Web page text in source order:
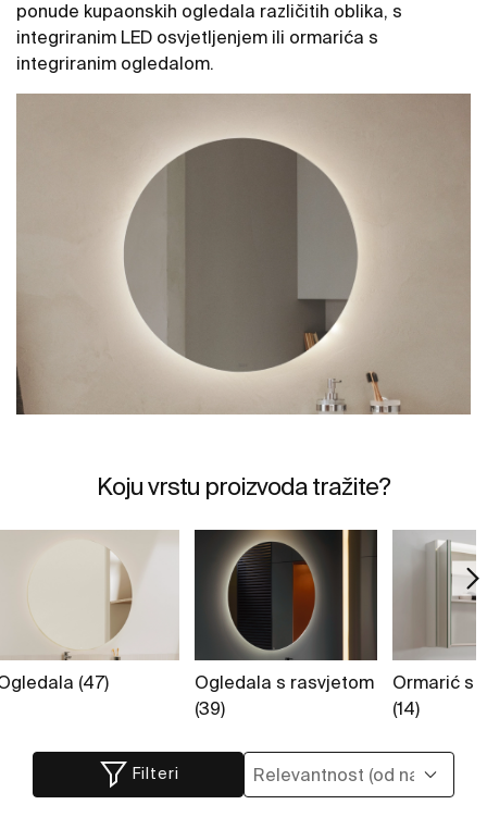
ponude kupaonskih ogledala različitih oblika, s
integriranim LED osvjetljenjem ili ormarića s
integriranim ogledalom.
Koju vrstu proizvoda tražite?
(47)
Ogledala s rasvjetom
(39)
Ormarić s
(14)
Filteri